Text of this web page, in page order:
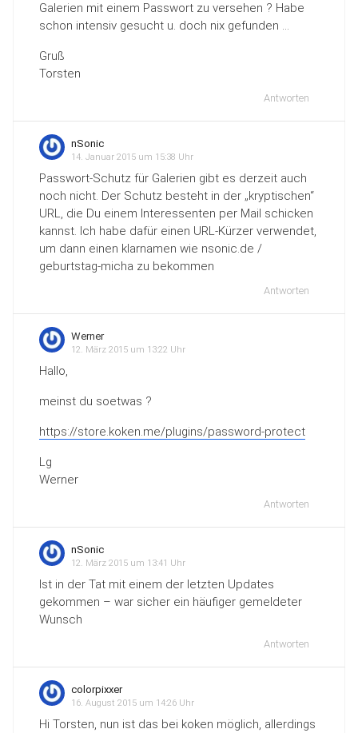
Galerien mit einem Passwort zu versehen ? Habe
schon intensiv gesucht u. doch nix gefunden …
Gruß
Torsten
Antworten
nSonic
14. Januar 2015 um 15:38 Uhr
Passwort-Schutz für Galerien gibt es derzeit auch
noch nicht. Der Schutz besteht in der „kryptischen“
URL, die Du einem Interessenten per Mail schicken
kannst. Ich habe dafür einen URL-Kürzer verwendet,
um dann einen klarnamen wie nsonic.de /
geburtstag-micha zu bekommen
Antworten
Werner
12. März 2015 um 13:22 Uhr
Hallo,
meinst du soetwas ?
https://store.koken.me/plugins/password-protect
Lg
Werner
Antworten
nSonic
12. März 2015 um 13:41 Uhr
Ist in der Tat mit einem der letzten Updates
gekommen – war sicher ein häufiger gemeldeter
Wunsch
Antworten
colorpixxer
16. August 2015 um 14:26 Uhr
Hi Torsten, nun ist das bei koken möglich, allerdings